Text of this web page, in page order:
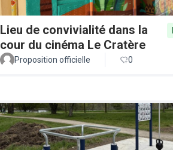
Lieu de convivialité dans la
cour du cinéma Le Cratère
Proposition officielle 0